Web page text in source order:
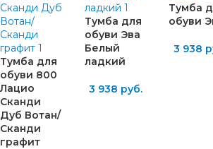
Тумба для
обуви 800
Лацио
Сканди
Дуб Вотан/
Сканди
графит
Тумба для
обуви Эва
Белый
ладкий
3 938 руб.
Тумба
обуви
3 938